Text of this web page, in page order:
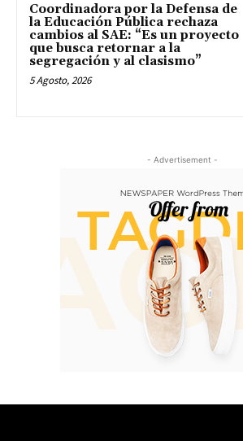
Coordinadora por la Defensa de
la Educación Pública rechaza
cambios al SAE: “Es un proyecto
que busca retornar a la
segregación y al clasismo”
5 Agosto, 2026
- Advertisement -